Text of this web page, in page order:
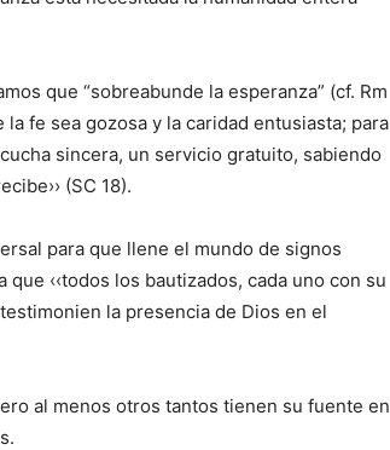
que “sobreabunde la esperanza” (cf. Rm
fe sea gozosa y la caridad entusiasta; para
sincera, un servicio gratuito, sabiendo
(SC 18).
para que llene el mundo de signos
‹‹todos los bautizados, cada uno con su
la presencia de Dios en el
al menos otros tantos tienen su fuente en